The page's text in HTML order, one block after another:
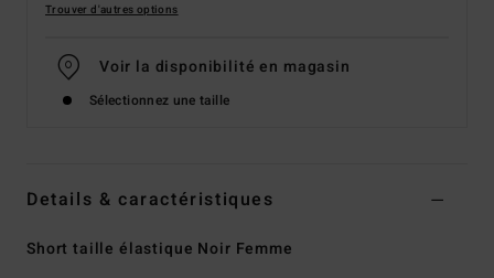
Trouver d'autres options
Voir la disponibilité en magasin
Sélectionnez une taille
Details & caractéristiques
Short taille élastique Noir Femme